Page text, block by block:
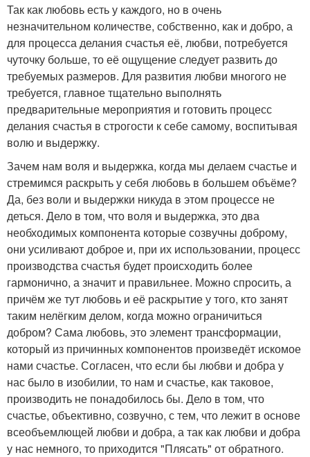
Так как любовь есть у каждого, но в очень
незначительном количестве, собственно, как и добро, а
для процесса делания счастья её, любви, потребуется
чуточку больше, то её ощущение следует развить до
требуемых размеров. Для развития любви многого не
требуется, главное тщательно выполнять
предварительные мероприятия и готовить процесс
делания счастья в строгости к себе самому, воспитывая
волю и выдержку.
Зачем нам воля и выдержка, когда мы делаем счастье и
стремимся раскрыть у себя любовь в большем объёме?
Да, без воли и выдержки никуда в этом процессе не
деться. Дело в том, что воля и выдержка, это два
необходимых компонента которые созвучны доброму,
они усиливают доброе и, при их использовании, процесс
производства счастья будет происходить более
гармонично, а значит и правильнее. Можно спросить, а
причём же тут любовь и её раскрытие у того, кто занят
таким нелёгким делом, когда можно ограничиться
добром? Сама любовь, это элемент трансформации,
который из причинных компонентов произведёт искомое
нами счастье. Согласен, что если бы любви и добра у
нас было в изобилии, то нам и счастье, как таковое,
производить не понадобилось бы. Дело в том, что
счастье, объективно, созвучно, с тем, что лежит в основе
всеобъемлющей любви и добра, а так как любви и добра
у нас немного, то приходится "Плясать" от обратного.